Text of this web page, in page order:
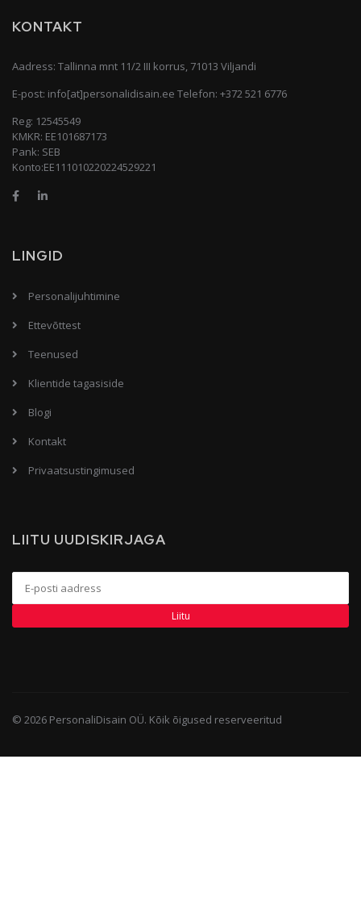
KONTAKT
Aadress: Tallinna mnt 11/2 III korrus, 71013 Viljandi
E-post: info[at]personalidisain.ee Telefon: +372 521 6776
Reg: 12545549
KMKR: EE101687173
Pank: SEB
Konto:EE111010220224529221
LINGID
Personalijuhtimine
Ettevõttest
Teenused
Klientide tagasiside
Blogi
Kontakt
Privaatsustingimused
LIITU UUDISKIRJAGA
Liitu
© 2026 PersonaliDisain OÜ. Kõik õigused reserveeritud